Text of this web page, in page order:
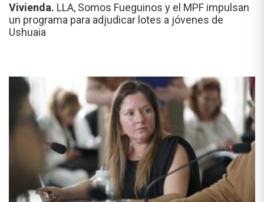
Vivienda. LLA, Somos Fueguinos y el MPF impulsan
un programa para adjudicar lotes a jóvenes de
Ushuaia